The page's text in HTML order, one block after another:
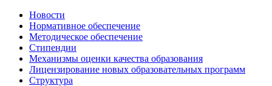
Новости
Нормативное обеспечение
Методическое обеспечение
Стипендии
Механизмы оценки качества образования
Лицензирование новых образовательных программ
Структура